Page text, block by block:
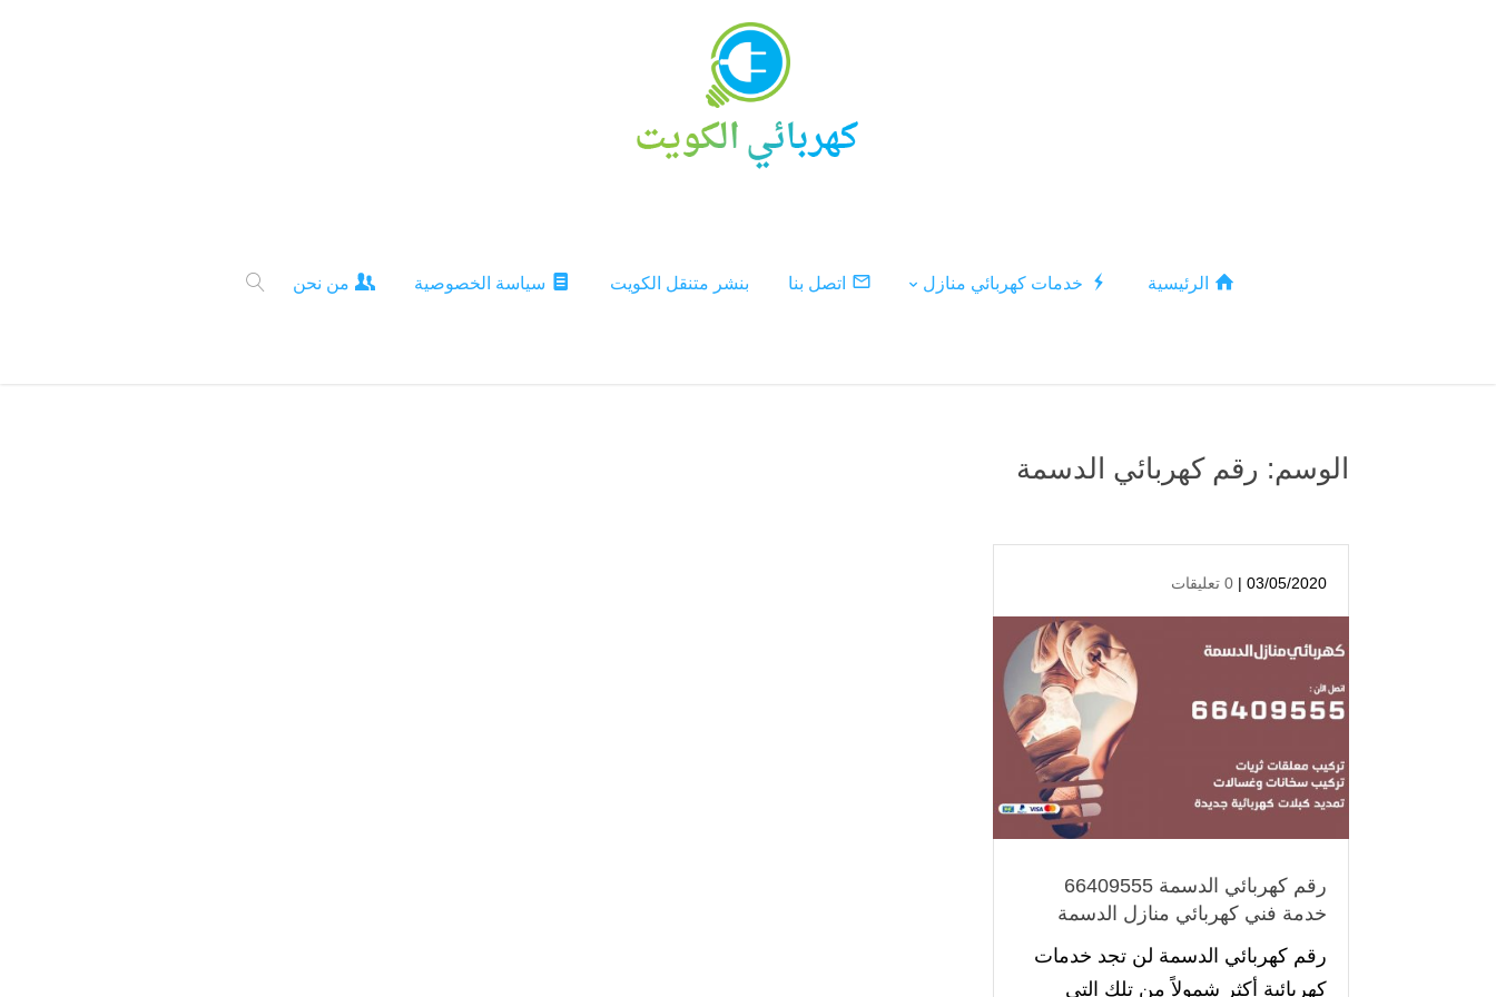
الرئيسية خدمات كهربائي منازل اتصل بنا بنشر متنقل الكويت سياسة الخصوصية من نحن
الوسم: رقم كهربائي الدسمة
03/05/2020 | 0 تعليقات
رقم كهربائي الدسمة 66409555
خدمة فني كهربائي منازل الدسمة
رقم كهربائي الدسمة لن تجد خدمات
كهربائية أكثر شمولاً من تلك التي